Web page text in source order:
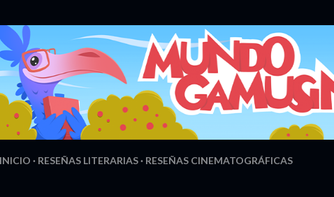
INICIO RESEÑAS LITERARIAS RESEÑAS CINEMATOGRÁFICAS